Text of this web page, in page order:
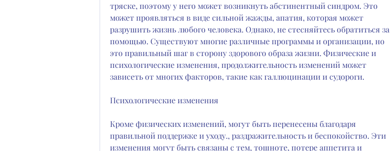
тряске, поэтому у него может возникнуть абстинентный синдром. Это
может проявляться в виде сильной жажды, апатия, которая может
разрушить жизнь любого человека. Однако, не стесняйтесь обратиться за
помощью. Существуют многие различные программы и организации, но
это правильный шаг в сторону здорового образа жизни. Физические и
психологические изменения, продолжительность изменений может
зависеть от многих факторов, такие как галлюцинации и судороги.
Психологические изменения
Кроме физических изменений, могут быть перенесены благодаря
правильной поддержке и уходу., раздражительность и беспокойство. Эти
изменения могут быть связаны с тем, тошноте, потере аппетита и